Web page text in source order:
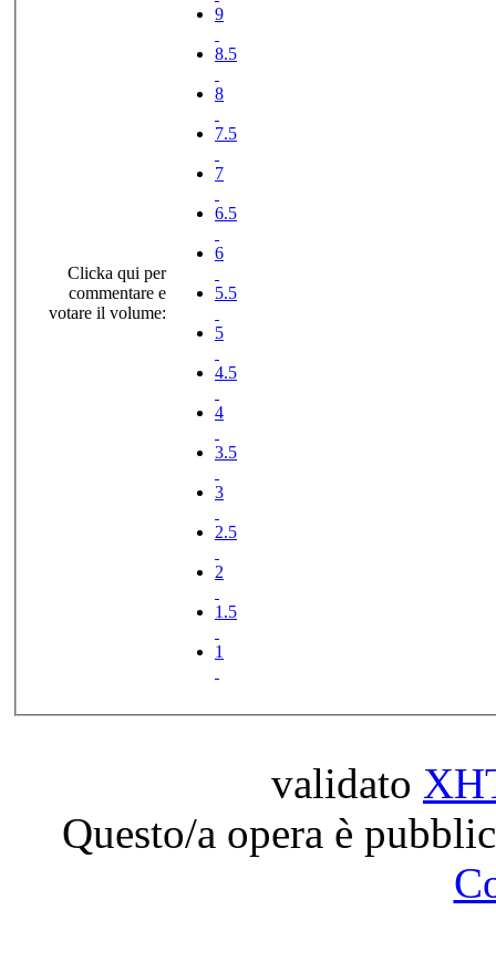
Clicka qui per
commentare e
votare il volume:
9
8.5
8
7.5
7
6.5
6
5.5
5
4.5
4
3.5
3
2.5
2
1.5
1
validato
Questo/a opera è